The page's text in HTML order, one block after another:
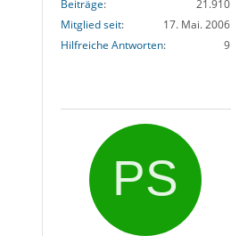
Beiträge
21.910
Mitglied seit
17. Mai. 2006
Hilfreiche Antworten
9